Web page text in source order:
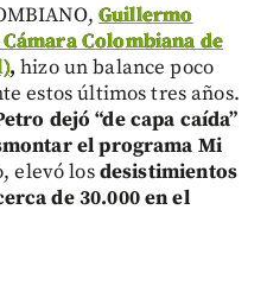
Guillermo
Colombiana de
, hizo un balance poco
estos últimos tres años.
dejó “de capa caída”
el programa Mi
elevó losdesistimientos
de 30.000 en el